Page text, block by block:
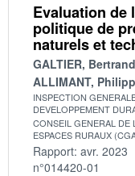
Evaluation de
politique de
naturels et
GALTIER, Bertrand
ALLIMANT,
INSPECTION
DEVELOPPEMENT
CONSEIL GENERAL DE
ESPACES RURAUX
Rapport: avr. 2023
n°014420-01